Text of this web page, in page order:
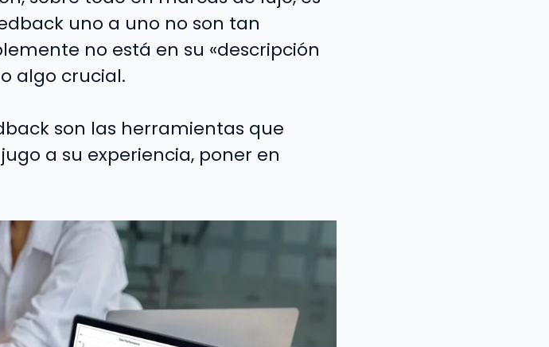
uno a uno no son tan
no está en su «descripción
algo crucial.
son las herramientas que
a su experiencia, poner en